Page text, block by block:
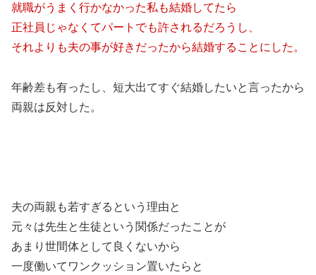
就職がうまく行かなかった私も結婚してたら
正社員じゃなくてパートでも許されるだろうし、
それよりも夫の事が好きだったから結婚することにした。
年齢差も有ったし、短大出てすぐ結婚したいと言ったから
両親は反対した。
夫の両親も若すぎるという理由と
元々は先生と生徒という関係だったことが
あまり世間体として良くないから
一度働いてワンクッション置いたらと